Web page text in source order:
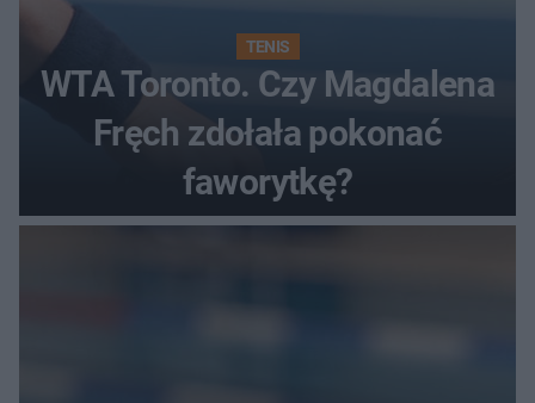
TENIS
WTA Toronto. Czy Magdalena
Fręch zdołała pokonać
faworytkę?